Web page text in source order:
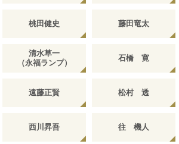
桃田健史 藤田竜太
清水草一
（永福ランプ）
石橋 寛
遠藤正賢 松村 透
西川昇吾 往 機人